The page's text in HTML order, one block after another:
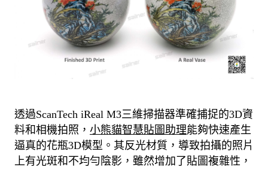
透過ScanTech iReal M3三維掃描器準確捕捉的3D資
料和相機拍照， 小熊貓智慧貼圖助理能夠快速產生
逼真的花瓶3D模型。 其反光材質，導致拍攝的照片
上有光斑和不均勻陰影，雖然增加了貼圖複雜性，